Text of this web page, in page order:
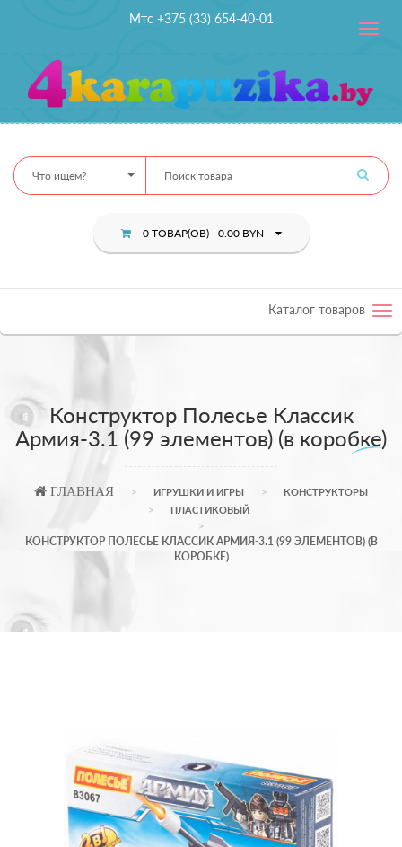
Мтс +375 (33) 654-40-01
Toggle
Что ищем?
0 ТОВАР(ОВ) - 0.00 BYN
Каталог товаров
Конструктор Полесье Классик
Армия-3.1 (99 элементов) (в коробке)
ГЛАВНАЯ ИГРУШКИ И ИГРЫ
КОНСТРУКТОРЫ
ПЛАСТИКОВЫЙ
КОНСТРУКТОР ПОЛЕСЬЕ КЛАССИК АРМИЯ-3.1 (99 ЭЛЕМЕНТОВ) (В
КОРОБКЕ)